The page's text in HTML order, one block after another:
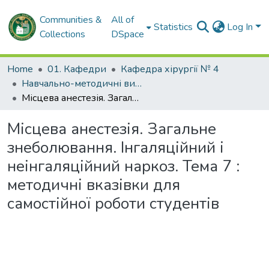
Communities &
Collections
All of
DSpace
Statistics Log In
Home 01. Кафедри
Кафедра хірургії № 4
Навчально-методичні видання. Кафедра хірургії № 4
Місцева анестезія. Загальне знеболювання. Інгаляційний і неінгаляційний наркоз. Тема 7 : методичні вказівки для самостійної роботи студентів
Місцева анестезія. Загальне
знеболювання. Інгаляційний і
неінгаляційний наркоз. Тема 7 :
методичні вказівки для
самостійної роботи студентів